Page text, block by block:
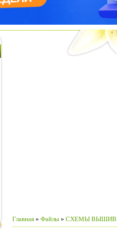
Главная » Файлы » СХЕМЫ